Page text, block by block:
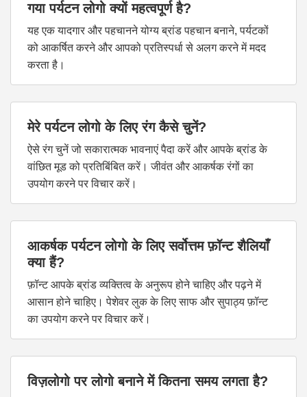
गया पर्यटन लोगो क्यों महत्वपूर्ण है?
यह एक यादगार और पहचानने योग्य ब्रांड पहचान बनाने, पर्यटकों
को आकर्षित करने और आपको प्रतिस्पर्धा से अलग करने में मदद
करता है।
मेरे पर्यटन लोगो के लिए रंग कैसे चुनें?
ऐसे रंग चुनें जो सकारात्मक भावनाएं पैदा करें और आपके ब्रांड के
वांछित मूड को प्रतिबिंबित करें। जीवंत और आकर्षक रंगों का
उपयोग करने पर विचार करें।
आकर्षक पर्यटन लोगो के लिए सर्वोत्तम फ़ॉन्ट शैलियाँ
क्या हैं?
फ़ॉन्ट आपके ब्रांड व्यक्तित्व के अनुरूप होने चाहिए और पढ़ने में
आसान होने चाहिए। पेशेवर लुक के लिए साफ और सुपाठ्य फ़ॉन्ट
का उपयोग करने पर विचार करें।
विज़लोगो पर लोगो बनाने में कितना समय लगता है?